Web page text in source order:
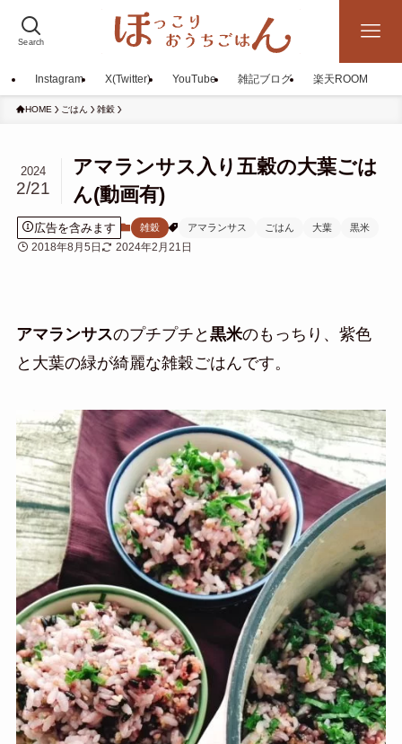
Search
Instagram X(Twitter) YouTube 雑記ブログ 楽天ROOM
HOME ごはん 雑穀
アマランサス入り五穀の大葉ごは
ん(動画有)
2024
2/21
広告を含みます 雑穀 アマランサス ごはん 大葉 黒米
2018年8月5日 2024年2月21日
アマランサスのプチプチと 黒米のもっちり、紫色
と大葉の緑が綺麗な雑穀ごはんです。